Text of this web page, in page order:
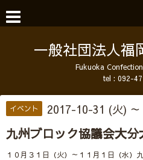
一般社団法人福
Fukuoka
tel : 092-
イベント 2017-10-31 (火)
九州ブロック協議会大分
１０月３１日（火）～１１月１日（水）